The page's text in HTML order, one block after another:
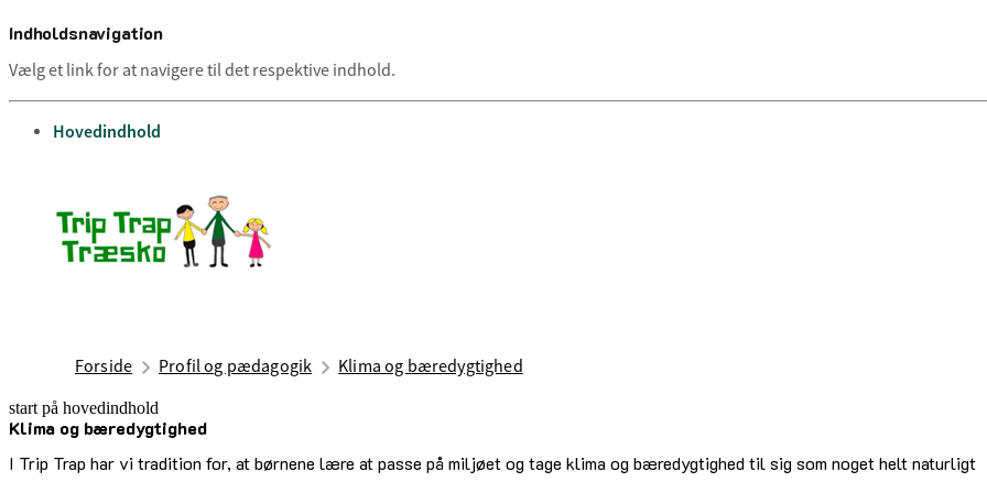
Indholdsnavigation
Vælg et link for at navigere til det respektive indhold.
gå til
Hovedindhold
Forside Profil og pædagogik Klima og bæredygtighed
start på hovedindhold
Klima og bæredygtighed
I Trip Trap har vi tradition for, at børnene lære at passe på miljøet og tage klima og bæredygtighed til sig som noget helt naturligt
senest opdateret 14. juli 2025